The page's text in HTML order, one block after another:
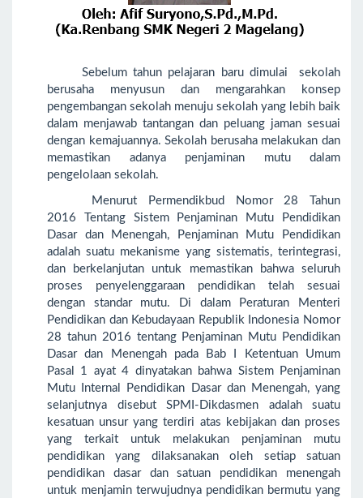
Sebelum tahun pelajaran baru dimulai sekolah
berusaha menyusun dan mengarahkan konsep
pengembangan sekolah menuju sekolah yang lebih baik
dalam menjawab tantangan dan peluang jaman sesuai
dengan kemajuannya. Sekolah berusaha melakukan dan
memastikan adanya penjaminan mutu dalam
pengelolaan sekolah.
Menurut Permendikbud Nomor 28 Tahun
2016 Tentang Sistem Penjaminan Mutu Pendidikan
Dasar dan Menengah, Penjaminan Mutu Pendidikan
adalah suatu mekanisme yang sistematis, terintegrasi,
dan berkelanjutan untuk memastikan bahwa seluruh
proses penyelenggaraan pendidikan telah sesuai
dengan standar mutu. Di dalam Peraturan Menteri
Pendidikan dan Kebudayaan Republik Indonesia Nomor
28 tahun 2016 tentang Penjaminan Mutu Pendidikan
Dasar dan Menengah pada Bab I Ketentuan Umum
Pasal 1 ayat 4 dinyatakan bahwa Sistem Penjaminan
Mutu Internal Pendidikan Dasar dan Menengah, yang
selanjutnya disebut SPMI-Dikdasmen adalah suatu
kesatuan unsur yang terdiri atas kebijakan dan proses
yang terkait untuk melakukan penjaminan mutu
pendidikan yang dilaksanakan oleh setiap satuan
pendidikan dasar dan satuan pendidikan menengah
untuk menjamin terwujudnya pendidikan bermutu yang